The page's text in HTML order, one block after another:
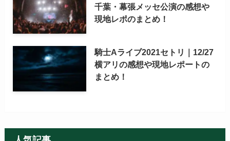
千葉・幕張メッセ公演の感想や
現地レポのまとめ！
騎士Aライブ2021セトリ｜12/27
横アリの感想や現地レポートの
まとめ！